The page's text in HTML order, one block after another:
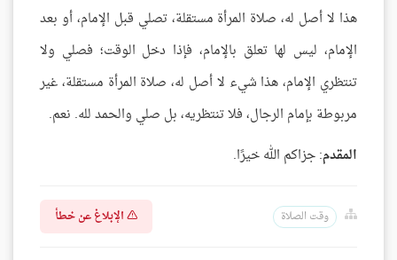
هذا لا أصل له، صلاة المرأة مستقلة، تصلي قبل الإمام، أو بعد
الإمام، ليس لها تعلق بالإمام، فإذا دخل الوقت؛ فصلي ولا
تنتظري الإمام، هذا شيء لا أصل له، صلاة المرأة مستقلة، غير
مربوطة بإمام الرجال، فلا تنتظريه، بل صلي والحمد لله. نعم.
المقدم: جزاكم الله خيرًا.
وقت الصلاة الإبلاغ عن خطأ